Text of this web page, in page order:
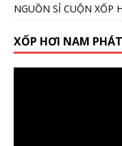
NGUỒN SỈ CUỘN XỐP
XỐP HƠI NAM PHÁT